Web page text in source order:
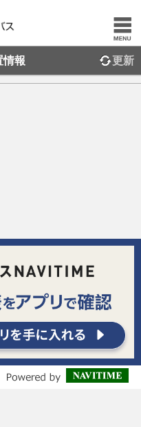
情報 更新